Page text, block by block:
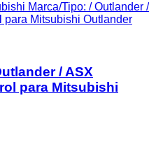
Marca/Tipo: / Outlander /
Mitsubishi Outlander
/ ASX
para Mitsubishi